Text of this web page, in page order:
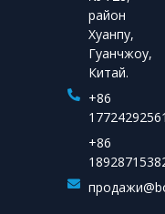
район
Хуанпу,
Гуанчжоу,
Китай.
+86
+86